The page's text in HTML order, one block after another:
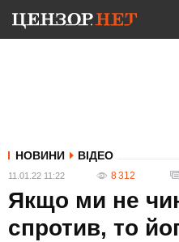
НОВИНИ ВІДЕО
11.01.22 11:22 8 312
Якщо ми не
спротив, то